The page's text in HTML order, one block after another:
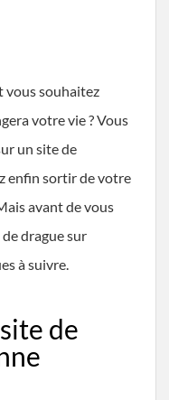
vous souhaitez
votre vie ? Vous
un site de
enfin sortir de votre
avant de vous
drague sur
à suivre.
de